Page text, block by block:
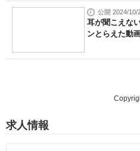
公開 2024/10/
耳が聞こえな
ンとらえた動
求人情報